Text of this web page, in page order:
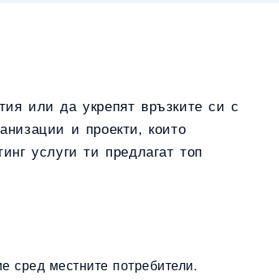
или да укрепят връзките си с
и проекти, които
услуги ти предлагат топ
сред местните потребители.